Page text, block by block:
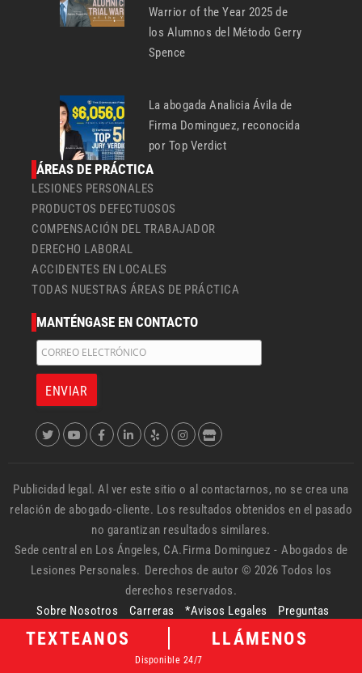
TEXTEANOS LLÁMENOS
Disponible 24/7
Warrior of the Year 2025 de
los Alumnos del Método Gerry
Spence
La abogada Analicia Ávila de
Firma Dominguez, reconocida
por Top Verdict
ÁREAS DE PRÁCTICA
LESIONES PERSONALES
PRODUCTOS DEFECTUOSOS
COMPENSACIÓN DEL TRABAJADOR
DERECHO LABORAL
ACCIDENTES EN LOCALES
TODAS NUESTRAS ÁREAS DE PRÁCTICA
MANTÉNGASE EN CONTACTO
Publicidad legal. Al ver este sitio o al contactarnos, no se crea una
relación de abogado-cliente. Los resultados obtenidos en el pasado
no garantizan resultados similares.
Sede central en Los Ángeles, CA.Firma Dominguez - Abogados de
Lesiones Personales. Derechos de autor © 2026 Todos los
derechos reservados.
Sobre Nosotros
Carreras *Avisos Legales
Preguntas
Frecuentes
Política de Privacidad SuperLawyers BBB
del Sitio